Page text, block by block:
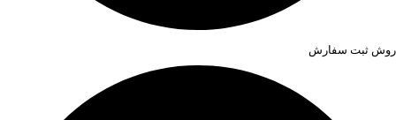
روش ثبت سفارش